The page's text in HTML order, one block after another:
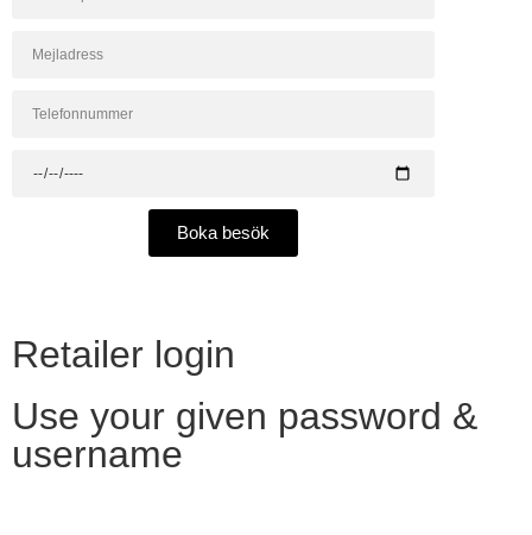
Boka besök
Retailer login
Use your given password &
username